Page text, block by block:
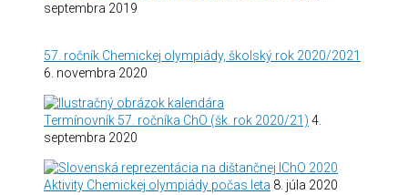
septembra 2019
57. ročník Chemickej olympiády, školský rok 2020/2021
6. novembra 2020
Termínovník 57. ročníka ChO (šk. rok 2020/21) 4.
septembra 2020
Aktivity Chemickej olympiády počas leta 8. júla 2020